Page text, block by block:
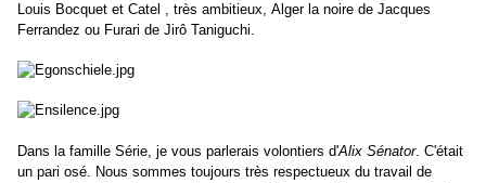
Louis Bocquet et Catel , très ambitieux, Alger la noire de Jacques
Ferrandez ou Furari de Jirô Taniguchi.
Dans la famille Série, je vous parlerais volontiers d'Alix Sénator. C'était
un pari osé. Nous sommes toujours très respectueux du travail de